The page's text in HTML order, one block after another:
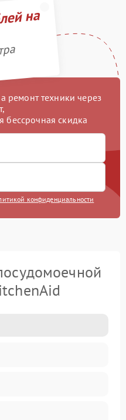
на
ремонт техники через
бессрочная скидка
конфиденциальности